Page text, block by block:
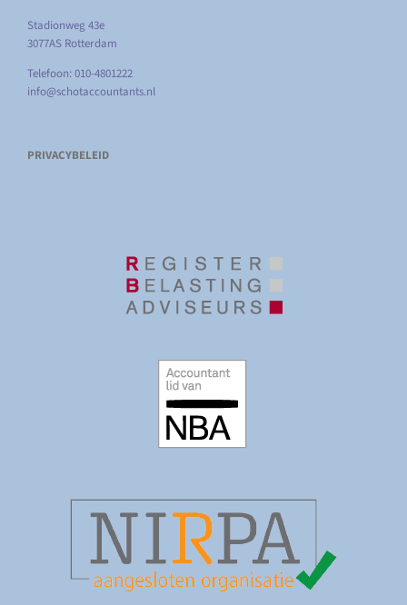
Stadionweg 43e
3077AS Rotterdam
Telefoon: 010-4801222
info@schotaccountants.nl
PRIVACYBELEID